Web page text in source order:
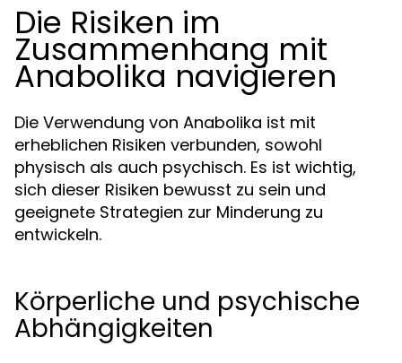
Die Risiken im
Zusammenhang mit
Anabolika navigieren
Die Verwendung von Anabolika ist mit
erheblichen Risiken verbunden, sowohl
physisch als auch psychisch. Es ist wichtig,
sich dieser Risiken bewusst zu sein und
geeignete Strategien zur Minderung zu
entwickeln.
Körperliche und psychische
Abhängigkeiten